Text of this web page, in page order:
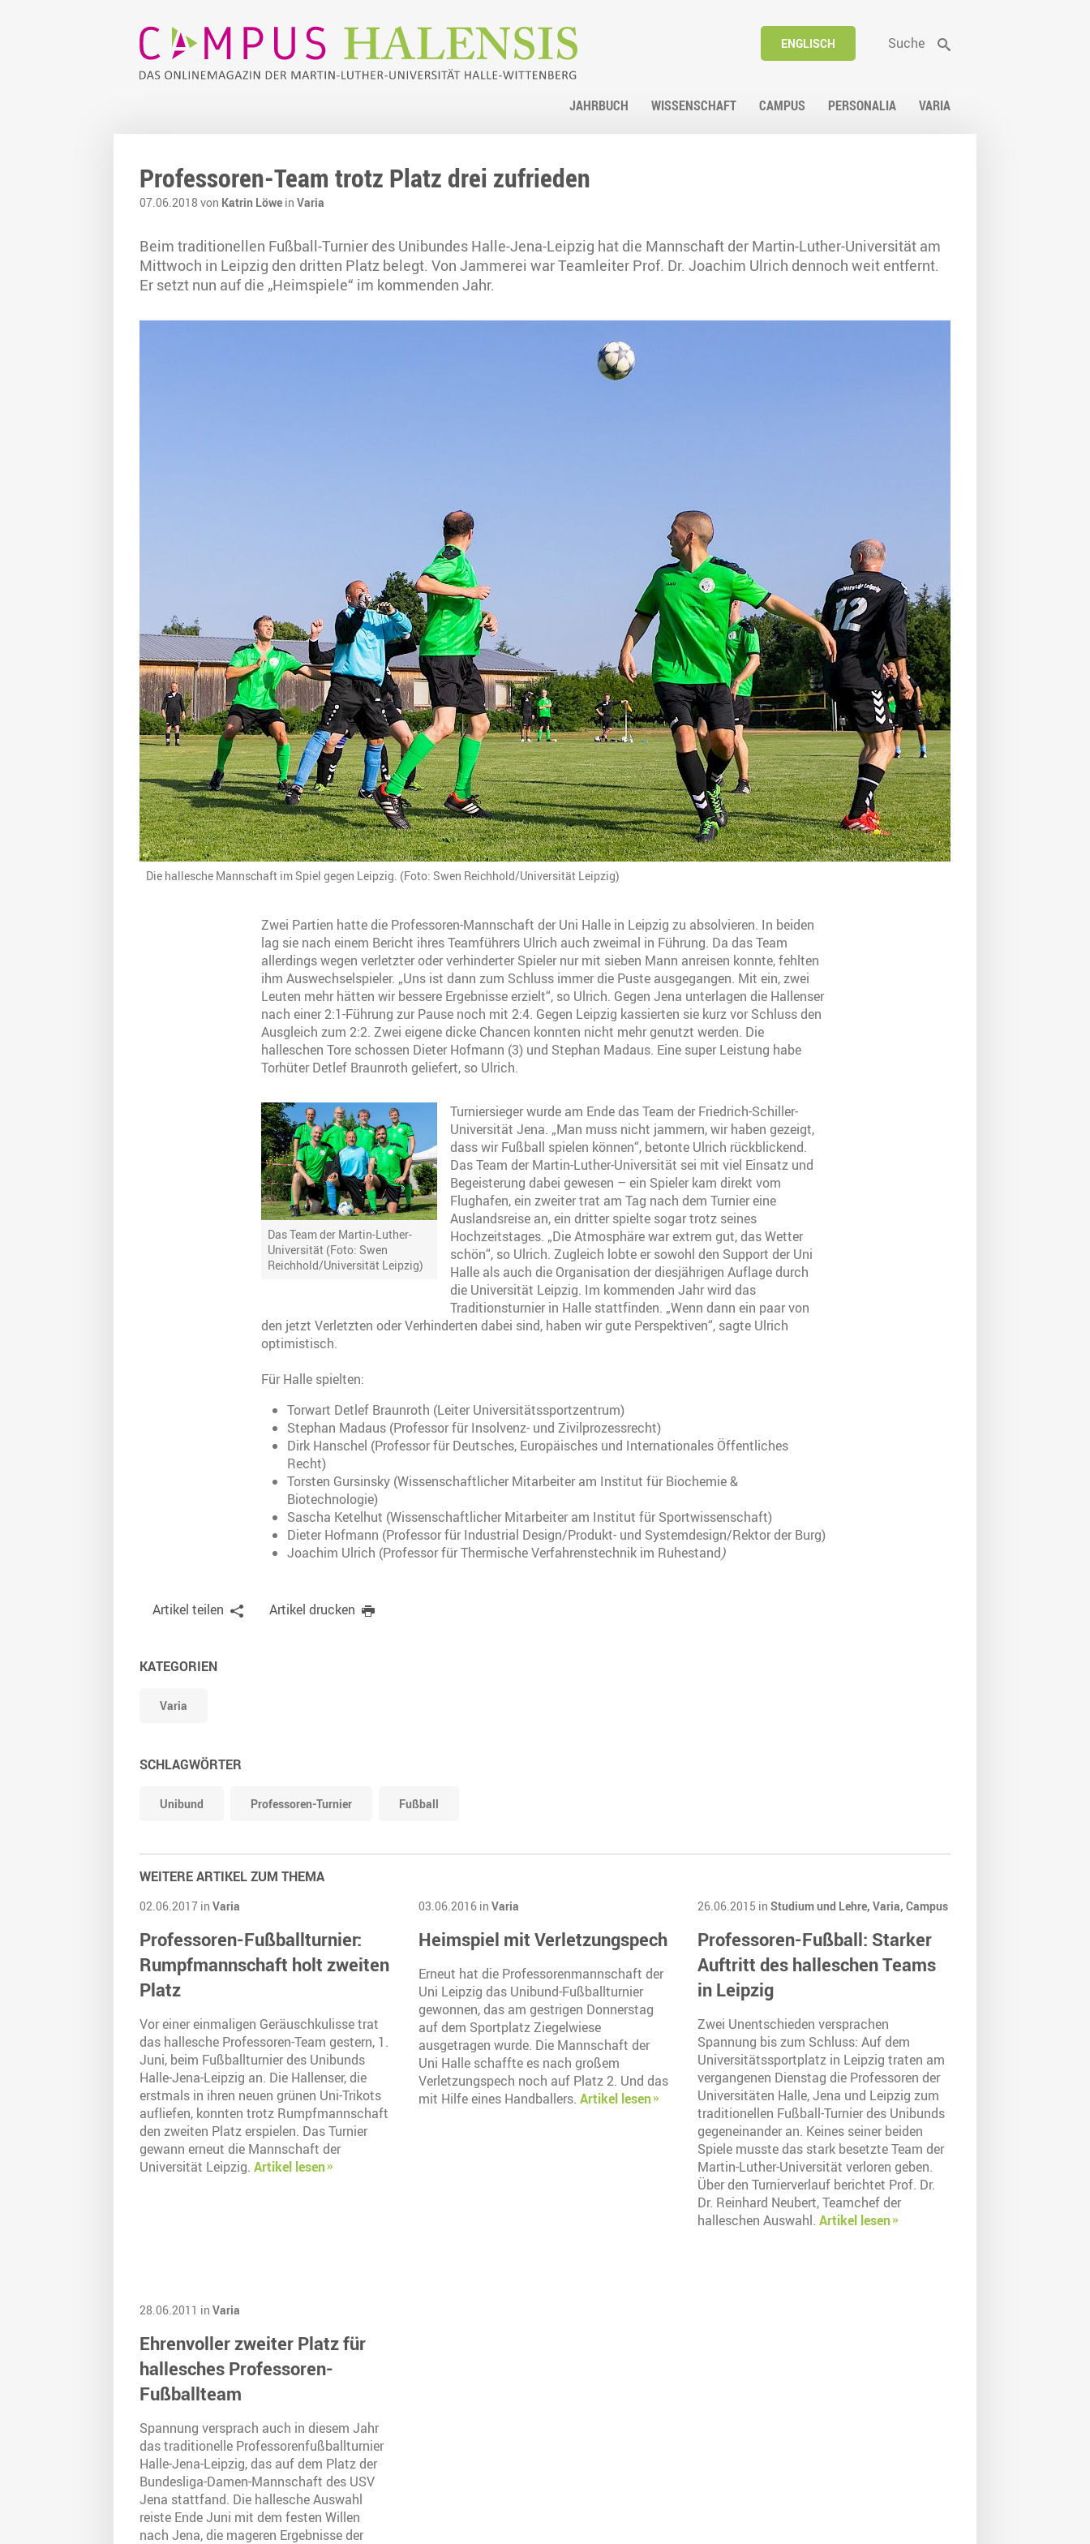
ENGLISCH Suche
JAHRBUCH WISSENSCHAFT CAMPUS PERSONALIA VARIA
Professoren-Team trotz Platz drei zufrieden
07.06.2018 von Katrin Löwe in Varia
Beim traditionellen Fußball-Turnier des Unibundes Halle-Jena-Leipzig hat die Mannschaft der Martin-Luther-Universität am
Mittwoch in Leipzig den dritten Platz belegt. Von Jammerei war Teamleiter Prof. Dr. Joachim Ulrich dennoch weit entfernt.
Er setzt nun auf die „Heimspiele“ im kommenden Jahr.
Die hallesche Mannschaft im Spiel gegen Leipzig. (Foto: Swen Reichhold/Universität Leipzig)
Zwei Partien hatte die Professoren-Mannschaft der Uni Halle in Leipzig zu absolvieren. In beiden
lag sie nach einem Bericht ihres Teamführers Ulrich auch zweimal in Führung. Da das Team
allerdings wegen verletzter oder verhinderter Spieler nur mit sieben Mann anreisen konnte, fehlten
ihm Auswechselspieler. „Uns ist dann zum Schluss immer die Puste ausgegangen. Mit ein, zwei
Leuten mehr hätten wir bessere Ergebnisse erzielt“, so Ulrich. Gegen Jena unterlagen die Hallenser
nach einer 2:1-Führung zur Pause noch mit 2:4. Gegen Leipzig kassierten sie kurz vor Schluss den
Ausgleich zum 2:2. Zwei eigene dicke Chancen konnten nicht mehr genutzt werden. Die
halleschen Tore schossen Dieter Hofmann (3) und Stephan Madaus. Eine super Leistung habe
Torhüter Detlef Braunroth geliefert, so Ulrich.
Das Team der Martin-Luther-
Universität (Foto: Swen
Reichhold/Universität Leipzig)
Turniersieger wurde am Ende das Team der Friedrich-Schiller-
Universität Jena. „Man muss nicht jammern, wir haben gezeigt,
dass wir Fußball spielen können“, betonte Ulrich rückblickend.
Das Team der Martin-Luther-Universität sei mit viel Einsatz und
Begeisterung dabei gewesen – ein Spieler kam direkt vom
Flughafen, ein zweiter trat am Tag nach dem Turnier eine
Auslandsreise an, ein dritter spielte sogar trotz seines
Hochzeitstages. „Die Atmosphäre war extrem gut, das Wetter
schön“, so Ulrich. Zugleich lobte er sowohl den Support der Uni
Halle als auch die Organisation der diesjährigen Auflage durch
die Universität Leipzig. Im kommenden Jahr wird das
Traditionsturnier in Halle stattfinden. „Wenn dann ein paar von
den jetzt Verletzten oder Verhinderten dabei sind, haben wir gute Perspektiven“, sagte Ulrich
optimistisch.
Für Halle spielten:
Torwart Detlef Braunroth (Leiter Universitätssportzentrum)
Stephan Madaus (Professor für Insolvenz- und Zivilprozessrecht)
Dirk Hanschel (Professor für Deutsches, Europäisches und Internationales Öffentliches
Recht)
Torsten Gursinsky (Wissenschaftlicher Mitarbeiter am Institut für Biochemie &
Biotechnologie)
Sascha Ketelhut (Wissenschaftlicher Mitarbeiter am Institut für Sportwissenschaft)
Dieter Hofmann (Professor für Industrial Design/Produkt- und Systemdesign/Rektor der Burg)
Joachim Ulrich (Professor fürThermische Verfahrenstechnik im Ruhestand)
Artikel teilen Artikel drucken
KATEGORIEN
Varia
SCHLAGWÖRTER
Unibund Professoren-Turnier Fußball
WEITERE ARTIKEL ZUM THEMA
02.06.2017 in Varia
Professoren-Fußballturnier:
Rumpfmannschaft holt zweiten
Platz
Vor einer einmaligen Geräuschkulisse trat
das hallesche Professoren-Team gestern, 1.
Juni, beim Fußballturnier des Unibunds
Halle-Jena-Leipzig an. Die Hallenser, die
erstmals in ihren neuen grünen Uni-Trikots
aufliefen, konnten trotz Rumpfmannschaft
den zweiten Platz erspielen. Das Turnier
gewann erneut die Mannschaft der
Universität Leipzig. Artikel lesen
03.06.2016 in Varia
Heimspiel mit Verletzungspech
Erneut hat die Professorenmannschaft der
Uni Leipzig das Unibund-Fußballturnier
gewonnen, das am gestrigen Donnerstag
auf dem Sportplatz Ziegelwiese
ausgetragen wurde. Die Mannschaft der
Uni Halle schaffte es nach großem
Verletzungspech noch auf Platz 2. Und das
mit Hilfe eines Handballers. Artikel lesen
26.06.2015 in Studium und Lehre, Varia, Campus
Professoren-Fußball: Starker
Auftritt des halleschen Teams
in Leipzig
Zwei Unentschieden versprachen
Spannung bis zum Schluss: Auf dem
Universitätssportplatz in Leipzig traten am
vergangenen Dienstag die Professoren der
Universitäten Halle, Jena und Leipzig zum
traditionellen Fußball-Turnier des Unibunds
gegeneinander an. Keines seiner beiden
Spiele musste das stark besetzte Team der
Martin-Luther-Universität verloren geben.
Über den Turnierverlauf berichtet Prof. Dr.
Dr. Reinhard Neubert, Teamchef der
halleschen Auswahl. Artikel lesen
28.06.2011 in Varia
Ehrenvoller zweiter Platz für
hallesches Professoren-
Fußballteam
Spannung versprach auch in diesem Jahr
das traditionelle Professorenfußballturnier
Halle-Jena-Leipzig, das auf dem Platz der
Bundesliga-Damen-Mannschaft des USV
Jena stattfand. Die hallesche Auswahl
reiste Ende Juni mit dem festen Willen
nach Jena, die mageren Ergebnisse der